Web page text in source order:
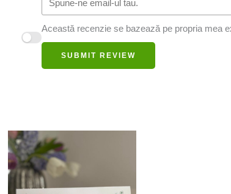
Această recenzie se bazează pe propria mea
SUBMIT REVIEW